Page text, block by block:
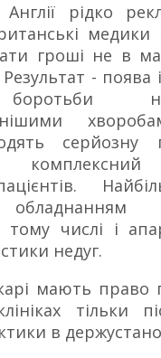
рідко
медики
гроші не в
Результат - поява
боротьби
серйозну
тому числі і
недуг.
мають
тільки
в